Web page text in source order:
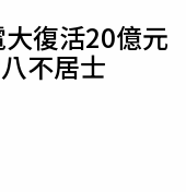
復活20億元
不居士